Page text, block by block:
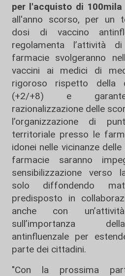
per l'acquisto di
all'anno scorso, per un
dosi di vaccino
regolamenta l’attività
farmacie svolgeranno
vaccini ai medici di
rigoroso rispetto della
(+2/+8) e
razionalizzazione delle
l’organizzazione di
territoriale presso le
idonei nelle vicinanze
farmacie saranno
sensibilizzazione verso
solo diffondendo
predisposto in
anche con
sull’importanza
antinfluenzale per
parte dei cittadini.
"Con la prossima